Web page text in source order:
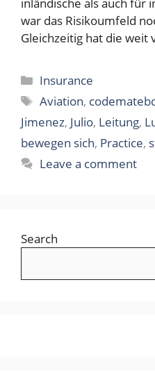
war das Risikoumfeld
Gleichzeitig hat die
Categories
Insurance
Tags
Aviation,
Jimenez, Julio, Leitung,
bewegen sich, Practice,
Leave a comment
Search